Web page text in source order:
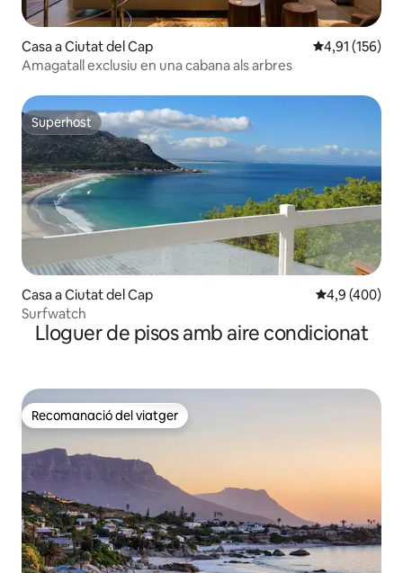
Casa a Ciutat del Cap 4,91 de
4,91 (156)
Amagatall exclusiu en una cabana als arbres
Superhost
Superhost
Casa a Ciutat del Cap 4,9 de
4,9 (400)
Surfwatch
Lloguer de pisos amb aire condicionat
Recomanació del viatger
Recomanació del viatger